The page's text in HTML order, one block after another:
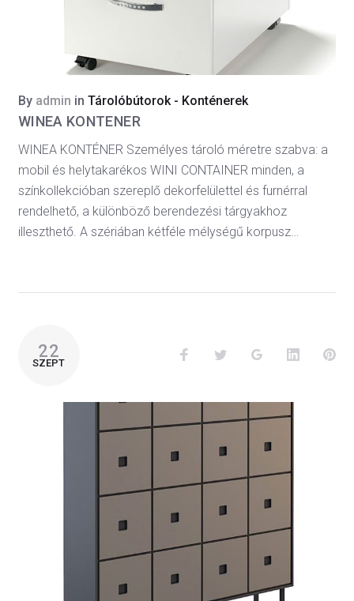
By admin in Tárolóbútorok - Konténerek
WINEA KONTENER
WINEA KONTÉNER Személyes tároló méretre szabva: a
mobil és helytakarékos WINI CONTAINER minden, a
színkollekcióban szereplő dekorfelülettel és furnérral
rendelhető, a különböző berendezési tárgyakhoz
illeszthető. A szériában kétféle mélységű korpusz…
22
SZEPT